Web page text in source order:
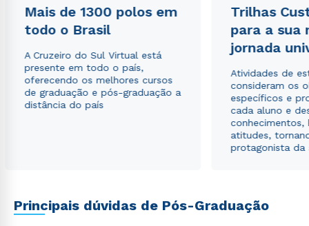
Mais de 1300 polos em
todo o Brasil
A Cruzeiro do Sul Virtual está
presente em todo o país,
oferecendo os melhores cursos
de graduação e pós-graduação a
distância do país
Trilhas
para a sua
jornada
Atividades de
consideram os
específicos e
cada aluno e
conhecimentos,
atitudes,
protagonista da
Principais dúvidas de Pós-Graduação
Estou de acordo com a Política de Privacidade.e
autorizo que meus dados sejam utilizados para o